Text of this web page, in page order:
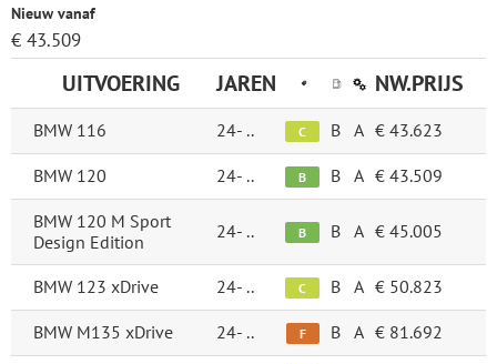
Nieuw vanaf
€ 43.509
UITVOERING JAREN NW.PRIJS
BMW 116 24- .. C B A € 43.623
BMW 120 24- .. B B A € 43.509
BMW 120 M Sport
Design Edition
24- .. B B A € 45.005
BMW 123 xDrive 24- .. C B A € 50.823
BMW M135 xDrive 24- .. F B A € 81.692